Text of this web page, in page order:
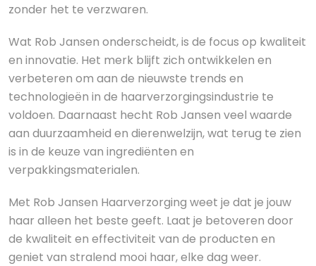
zonder het te verzwaren.
Wat Rob Jansen onderscheidt, is de focus op kwaliteit
en innovatie. Het merk blijft zich ontwikkelen en
verbeteren om aan de nieuwste trends en
technologieën in de haarverzorgingsindustrie te
voldoen. Daarnaast hecht Rob Jansen veel waarde
aan duurzaamheid en dierenwelzijn, wat terug te zien
is in de keuze van ingrediënten en
verpakkingsmaterialen.
Met Rob Jansen Haarverzorging weet je dat je jouw
haar alleen het beste geeft. Laat je betoveren door
de kwaliteit en effectiviteit van de producten en
geniet van stralend mooi haar, elke dag weer.